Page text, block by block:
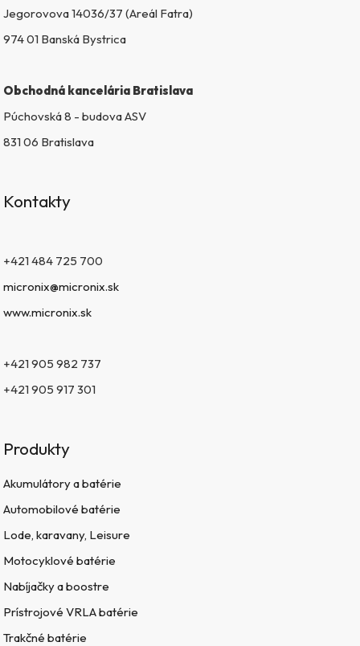
Jegorovova 14036/37 (Areál Fatra)
974 01 Banská Bystrica
Obchodná kancelária Bratislava
Púchovská 8 - budova ASV
831 06 Bratislava
Kontakty
+421 484 725 700
micronix@micronix.sk
www.micronix.sk
+421 905 982 737
+421 905 917 301
Produkty
Akumulátory a batérie
Automobilové batérie
Lode, karavany, Leisure
Motocyklové batérie
Nabíjačky a boostre
Prístrojové VRLA batérie
Trakčné batérie